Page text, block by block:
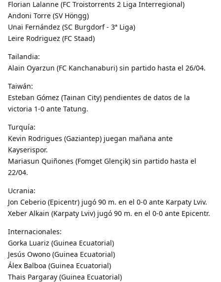
Florian Lalanne (FC Troistorrents 2 Liga Interregional)
Andoni Torre (SV Höngg)
Unai Fernández (SC Burgdorf - 3ª Liga)
Leire Rodriguez (FC Staad)
Tailandia:
Alain Oyarzun (FC Kanchanaburi) sin partido hasta el 26/04.
Taiwán:
Esteban Gómez (Tainan City) pendientes de datos de la
victoria 1-0 ante Tatung.
Turquía:
Kevin Rodrigues (Gaziantep) juegan mañana ante
Kayserispor.
Mariasun Quiñones (Fomget Glençik) sin partido hasta el
22/04.
Ucrania:
Jon Ceberio (Epicentr) jugó 90 m. en el 0-0 ante Karpaty Lviv.
Xeber Alkain (Karpaty Lviv) jugó 90 m. en el 0-0 ante Epicentr.
Internacionales:
Gorka Luariz (Guinea Ecuatorial)
Jesús Owono (Guinea Ecuatorial)
Álex Balboa (Guinea Ecuatorial)
Thais Pargaray (Guinea Ecuatorial)